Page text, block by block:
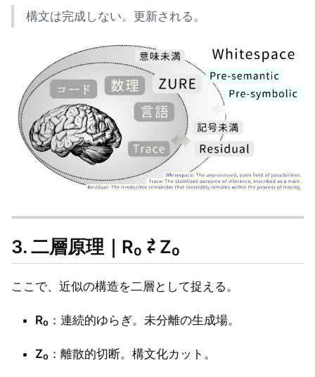
構文は完成しない。更新される。
3. 二層原理｜R₀ ⇄ Z₀
ここで、近似の構造を二層として捉える。
R₀ ：連続的ゆらぎ。未分離の生成場。
Z₀ ：離散的切断。構文化カット。